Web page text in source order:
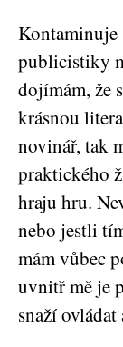
Kontaminuje
publicistiky
dojímám, že
krásnou
novinář, tak
praktického
hraju hru.
nebo jestli
mám vůbec
uvnitř mě je
snaží